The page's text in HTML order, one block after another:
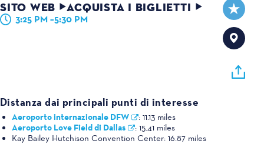
SITO WEB ACQUISTA I BIGLIETTI
3:25 PM –5:30 PM
Distanza dai principali punti di interesse
Aeroporto internazionale DFW : 11.13 miles
Aeroporto Love Field di Dallas : 15.41 miles
Kay Bailey Hutchison Convention Center: 16.87 miles